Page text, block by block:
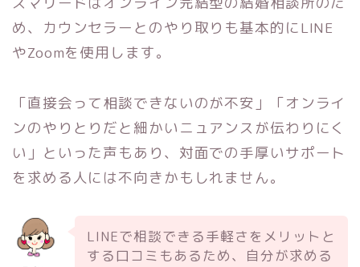
め、カウンセラーとのやり取りも基本的にLINE
やZoomを使用します。
「直接会って相談できないのが不安」「オンライ
ンのやりとりだと細かいニュアンスが伝わりにく
い」といった声もあり、対面での手厚いサポート
を求める人には不向きかもしれません。
LINEで相談できる手軽さをメリットと
する口コミもあるため、自分が求める